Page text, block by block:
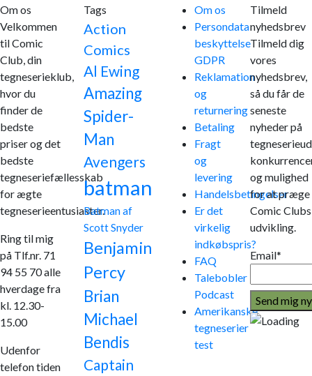
Om os
Velkommen
til Comic
Club, din
tegneserieklub,
hvor du
finder de
bedste
priser og det
bedste
tegneseriefællesskab
for ægte
tegneserieentusiaster.
Ring til mig
på Tlf.nr. 71
94 55 70 alle
hverdage fra
kl. 12.30-
15.00
Udenfor
telefon tiden
Tags
Action
Comics
Al Ewing
Amazing
Spider-
Man
Avengers
batman
Batman af
Scott Snyder
Benjamin
Percy
Brian
Michael
Bendis
Captain
Om os
Persondata
beskyttelse
GDPR
Reklamation
og
returnering
Betaling
Fragt
og
levering
Handelsbetingelser
Er det
virkelig
indkøbspris?
FAQ
Talebobler
Podcast
Amerikanske
tegneserier
test
Tilmeld
nyhedsbrev
Tilmeld dig
vores
nyhedsbrev,
så du får de
seneste
nyheder på
og mulighed
for at præge
Comic Clubs
udvikling.
Email*